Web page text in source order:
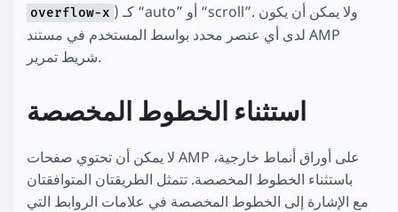
overflow-x ) كـ “auto” أو “scroll”. ولا يمكن أن يكون
لدى أي عنصر محدد بواسط المستخدم في مستند AMP
شريط تمرير.
استثناء الخطوط المخصصة
لا يمكن أن تحتوي صفحات AMP على أوراق أنماط خارجية،
باستثناء الخطوط المخصصة. تتمثل الطريقتان المتوافقتان
مع الإشارة إلى الخطوط المخصصة في علامات الروابط التي